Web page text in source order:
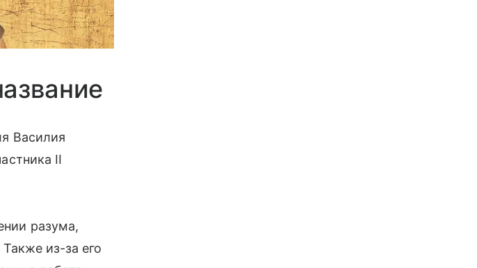
Василия
II
разума,
из-за его